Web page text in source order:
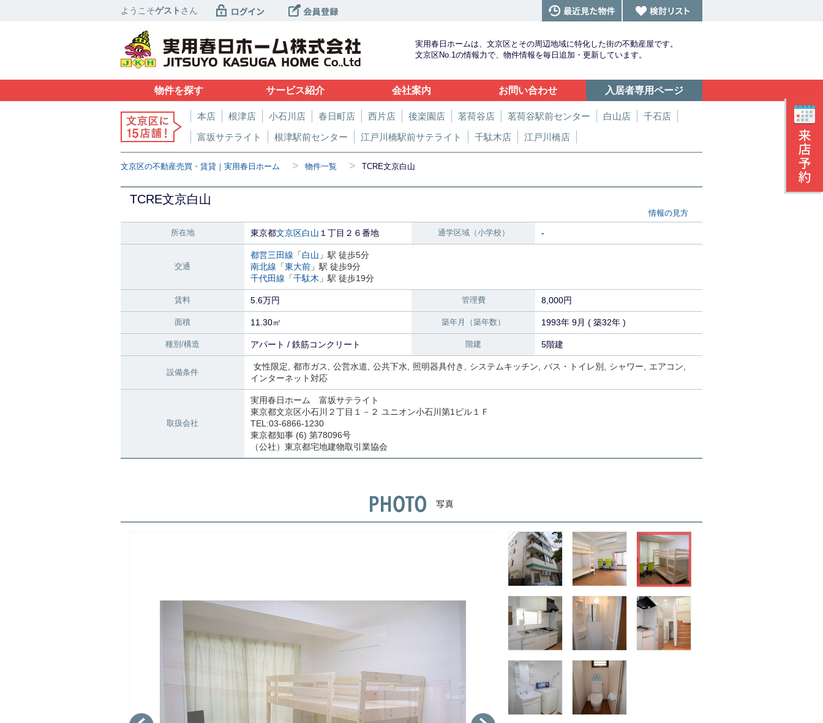
ようこそゲスト さん
実用春日ホームは、文京区とその周辺地域に特化した街の不動産屋です。
文京区No.1の情報力で、物件情報を毎日追加・更新しています。
物件を探す サービス紹介 会社案内 お問い合わせ 入居者専用ページ
本店 根津店 小石川店 春日町店 西片店 後楽園店 茗荷谷店 茗荷谷駅前センター 白山店
千石店
富坂サテライト
根津駅前センター 江戸川橋駅前サテライト 千駄木店 江戸川橋店
文京区の不動産売買・賃貸｜実用春日ホーム > 物件一覧 > TCRE文京白山
TCRE文京白山
情報の見方
所在地 東京都文京区白山 １丁目２６番地 通学区域（小学校） -
交通
都営三田線 「白山 」駅 徒歩5分
南北線 「東大前 」駅 徒歩9分
千代田線 「千駄木 」駅 徒歩19分
賃料 5.6万円 管理費 8,000円
面積 11.30㎡ 築年月（築年数） 1993年 9月 ( 築32年 )
種別/構造 アパート / 鉄筋コンクリート 階建 5階建
設備条件
女性限定 都市ガス 公営水道 公共下水 照明器具付き システムキッチン バス・トイレ別 シャワー
エアコン
インターネット対応
取扱会社
実用春日ホーム 富坂サテライト
東京都文京区小石川２丁目１－２ ユニオン小石川第1ビル１Ｆ
TEL:03-6866-1230
東京都知事 (6) 第78096号
（公社）東京都宅地建物取引業協会